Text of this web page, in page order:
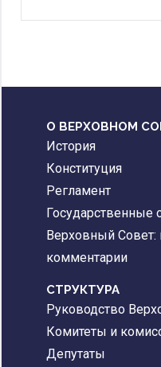
О ВЕРХОВНОМ
История
Конституция
Регламент
Государственные
Верховный Совет:
комментарии
CТРУКТУРА
Руководство
Комитеты и
Депутаты